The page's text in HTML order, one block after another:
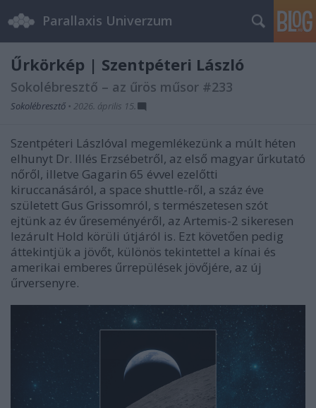
Parallaxis Univerzum
Űrkörkép | Szentpéteri László
Sokolébresztő – az űrös műsor #233
Sokolébresztő • 2026. április 15.
Szentpéteri Lászlóval megemlékezünk a múlt héten
elhunyt Dr. Illés Erzsébetről, az első magyar űrkutató
nőről, illetve Gagarin 65 évvel ezelőtti
kiruccanásáról, a space shuttle-ről, a száz éve
született Gus Grissomról, s természetesen szót
ejtünk az év űreseményéről, az Artemis-2 sikeresen
lezárult Hold körüli útjáról is. Ezt követően pedig
áttekintjük a jövőt, különös tekintettel a kínai és
amerikai emberes űrrepülések jövőjére, az új
űrversenyre.